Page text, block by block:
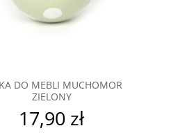
o dostępności
DO MEBLI MUCHOMOR
ZIELONY
17,90 zł